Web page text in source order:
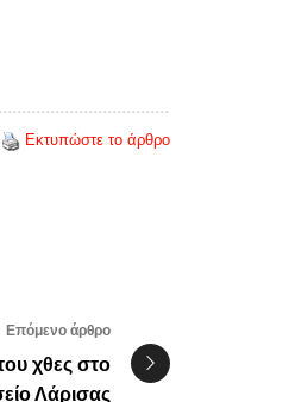
Εκτυπώστε το άρθρο
Επόμενο άρθρο
χθες στο
Λάρισας